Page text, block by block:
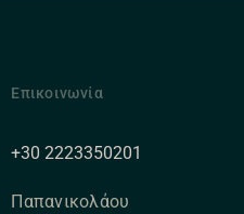
Επικοινωνία
+30 2223350201
Παπανικολάου